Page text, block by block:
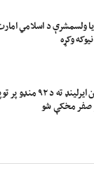
ولسمشرې د اسلامي
وکړه
افغانستان
صفر مخکې شو